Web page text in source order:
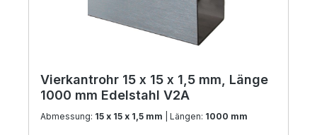
Vierkantrohr 15 x 15 x 1,5 mm, Länge
1000 mm Edelstahl V2A
Abmessung: 15 x 15 x 1,5 mm | Längen: 1000 mm